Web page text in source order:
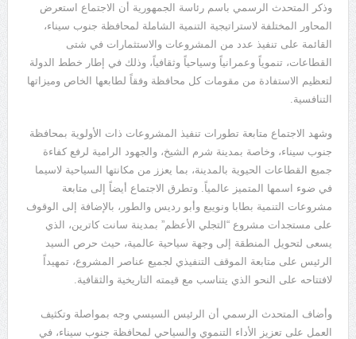
وذكر المتحدث الرسمي باسم رئاسة الجمهورية أن الاجتماع استعرض
المحاور المختلفة لاستراتيجية التنمية الشاملة لمحافظة جنوب سيناء،
القائمة على تنفيذ عدد من المشروعات والاستثمارات في شتى
القطاعات، تنموياً وعمرانياً وسياحياً وثقافياً، وذلك في إطار خطط الدولة
لتعظيم الاستفادة من مقومات كل محافظة وفقاً لطابعها الخاص وميزاتها
التنافسية.
وشهد الاجتماع متابعة تطورات تنفيذ المشروعات ذات الأولوية بمحافظة
جنوب سيناء، وخاصة بمدينة شرم الشيخ، والجهود الرامية لرفع كفاءة
جميع القطاعات الحيوية بالمدينة، بما يعزز من مكانتها السياحية لاسيما
في ضوء اسمها المتميز عالمياً. وتطرق الاجتماع أيضاً إلى متابعة
مشروعات التنمية بطابا ونويبع وأبو رديس والطور، بالإضافة إلى الوقوف
على مستجدات مشروع “التجلي الأعظم” بمدينة سانت كاترين، الذي
يسعى لتحويل المنطقة إلى وجهة سياحية عالمية، حيث حرص السيد
الرئيس على متابعة الموقف التنفيذي لجميع عناصر المشروع، تمهيداً
لافتتاحه على النحو الذي يتناسب مع قيمته التاريخية والثقافية.
وأضاف المتحدث الرسمي أن الرئيس السيسي وجه بمواصلة وتكثيف
العمل على تعزيز الأداء التنموي والسياحي لمحافظة جنوب سيناء، في